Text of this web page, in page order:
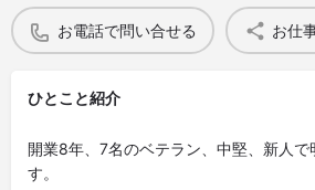
お電話で問い合せる お仕
ひとこと紹介
開業8年、7名のベテラン、中堅、新人
す。